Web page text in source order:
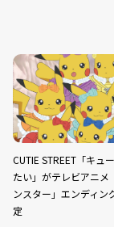
CUTIE STREET「キュ
たい」がテレビアニメ
ンスター」エンディン
定